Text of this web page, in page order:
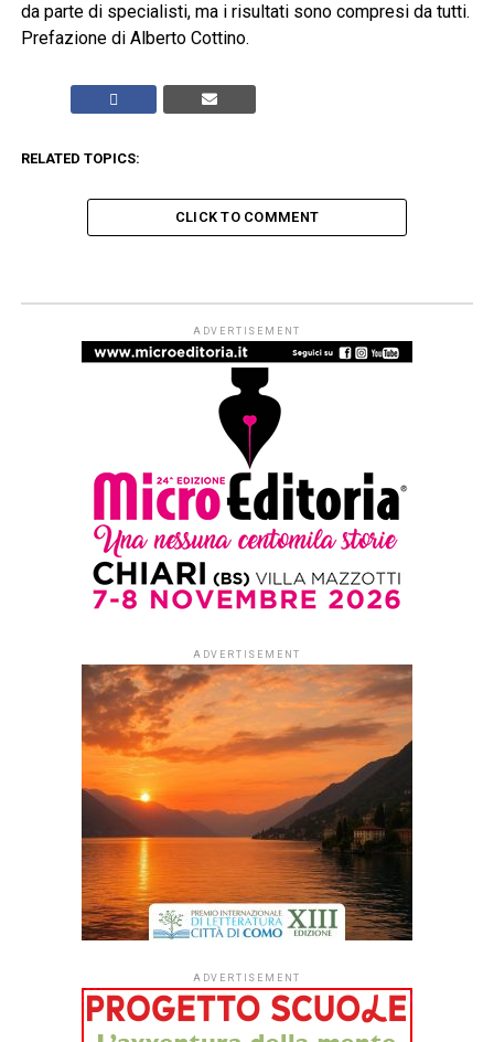
da parte di specialisti, ma i risultati sono compresi da tutti.
Prefazione di Alberto Cottino.
RELATED TOPICS:
CLICK TO COMMENT
NOVITÀ IN LIBRERIA
I 25 vincitori della venticinquesima
edizione premio Racconti nella
Rete 2026
2 mesi ago on
25 Giugno 2026
By Redazione Leggere:tutti
edizione del premio
letterario “Racconti nella
Rete” ha selezionato i
venticinque racconti che
saranno inseriti nella nuova
antologia del Premio edita
da Castelvecchi.
Il soggetto vincitore della
SEZIONE CORTI sarà
comunicato nei prossimi
Complimenti ai vincitori da parte del presidente Demetrio
Brandi, della giuria e dello staff di Racconti nella Rete e un